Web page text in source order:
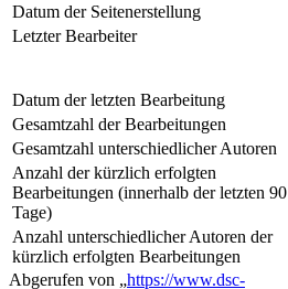
Datum der Seitenerstellung
Letzter Bearbeiter
Datum der letzten Bearbeitung
Gesamtzahl der Bearbeitungen
Gesamtzahl unterschiedlicher Autoren
Anzahl der kürzlich erfolgten
Bearbeitungen (innerhalb der letzten 90
Tage)
Anzahl unterschiedlicher Autoren der
kürzlich erfolgten Bearbeitungen
Abgerufen von „https://www.dsc-